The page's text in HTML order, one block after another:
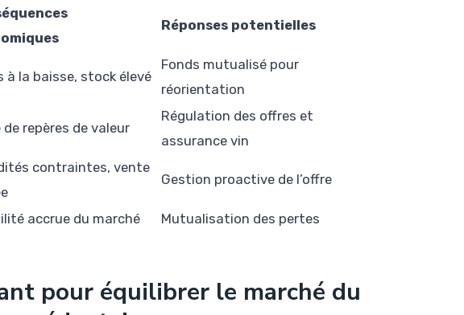
Réponses potentielles
à la baisse, stock élevé
Fonds mutualisé pour
réorientation
de repères de valeur
Régulation des offres et
assurance vin
contraintes, vente
Gestion proactive de l’offre
accrue du marché Mutualisation des pertes
pour équilibrer le marché du